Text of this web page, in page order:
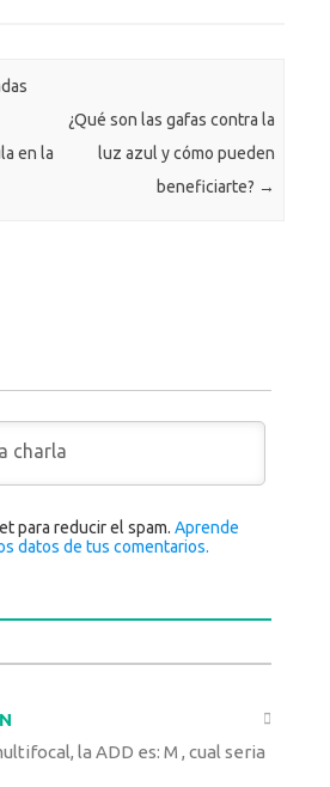
en la
¿Qué son las gafas contra la
luz azul y cómo pueden
beneficiarte? →
para reducir el spam.Aprende
datos de tus comentarios.
la ADD es: M , cual seria